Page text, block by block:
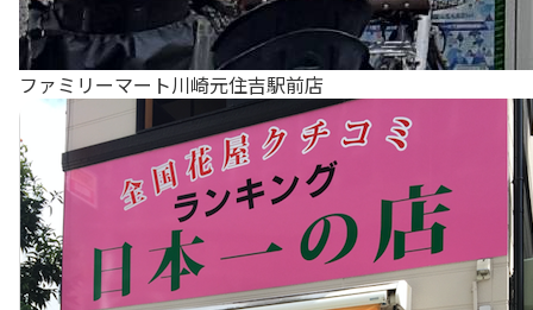
ファミリーマート川崎元住吉駅前店